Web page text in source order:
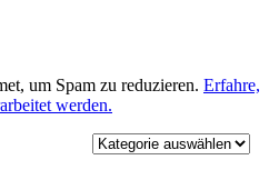
um Spam zu reduzieren. Erfahre,
werden.